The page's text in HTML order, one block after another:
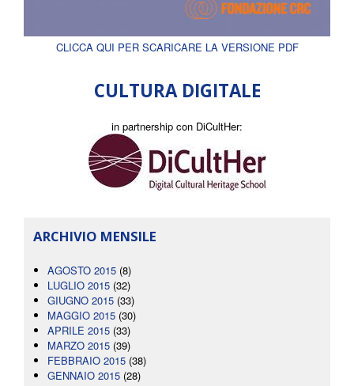
CLICCA QUI PER SCARICARE LA VERSIONE PDF
CULTURA DIGITALE
in partnership con DiCultHer:
ARCHIVIO MENSILE
AGOSTO 2015 (8)
LUGLIO 2015 (32)
GIUGNO 2015 (33)
MAGGIO 2015 (30)
APRILE 2015 (33)
MARZO 2015 (39)
FEBBRAIO 2015 (38)
GENNAIO 2015 (28)